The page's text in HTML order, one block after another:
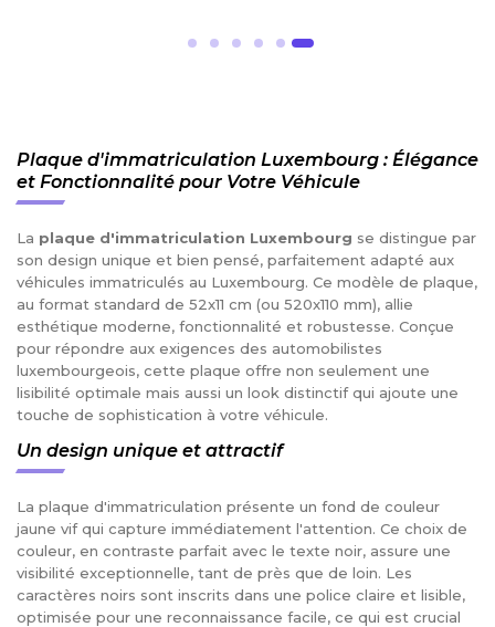
Plaque d'immatriculation Luxembourg : Élégance
et Fonctionnalité pour Votre Véhicule
La plaque d'immatriculation Luxembourg se distingue par
son design unique et bien pensé, parfaitement adapté aux
véhicules immatriculés au Luxembourg. Ce modèle de plaque,
au format standard de 52x11 cm (ou 520x110 mm), allie
esthétique moderne, fonctionnalité et robustesse. Conçue
pour répondre aux exigences des automobilistes
luxembourgeois, cette plaque offre non seulement une
lisibilité optimale mais aussi un look distinctif qui ajoute une
touche de sophistication à votre véhicule.
Un design unique et attractif
La plaque d'immatriculation présente un fond de couleur
jaune vif qui capture immédiatement l'attention. Ce choix de
couleur, en contraste parfait avec le texte noir, assure une
visibilité exceptionnelle, tant de près que de loin. Les
caractères noirs sont inscrits dans une police claire et lisible,
optimisée pour une reconnaissance facile, ce qui est crucial